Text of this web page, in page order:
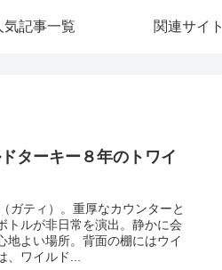
気記事一覧 関連サイト
ターキー８年のトワイ
ガティ）。重厚なカウンターと
トルが非日常を演出。静かに会
地よい場所。背面の棚にはウイ
ワイルド...